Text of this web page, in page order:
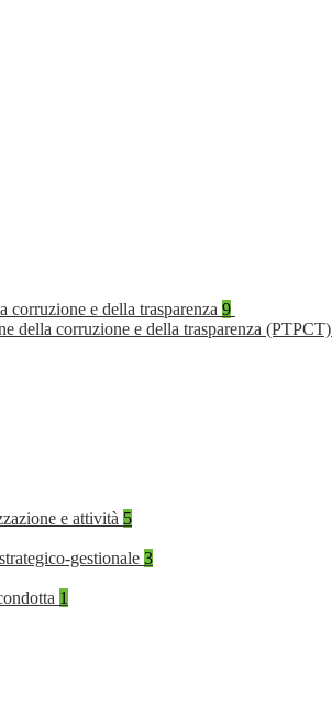
corruzione e della trasparenza 9
della corruzione e della trasparenza (PTPCT)
e attività 5
gestionale 3
1